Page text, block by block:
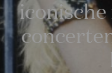
iconische